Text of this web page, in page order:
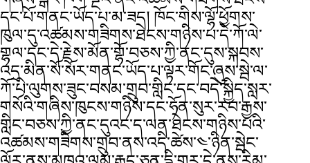
དང་པོ་གནང་ཡོད་པ་མ་ཟད། ཁོང་གིས་ལྷོ་ཕྱོགས་
ཁུལ་དུ་འཚམས་གཟིགས་ཐེངས་གཉིས་པ་དེ་ཀོ་ལེ་
གྷལ་དང་དེ་རྗེས་མོན་གྷོ་བཅས་ཀྱི་ནང་དུས་སྐབས་
འདྲ་མིན་སོ་སོར་གནང་ཡོད་པ་ལྟར་གོང་ཞུས་སྦེ་ལ་
ཀོ་པི་ལུགས་ཟུང་བསམ་གྲུབ་གླིང་དང་བདེ་སྐྱིད་སླར་
གསོའི་གཞིས་ཁུངས་གཉིས་དང་ཧོན་སུར་རབ་རྒྱས་
གླིང་བཅས་ཀྱི་ནང་དུའང་ད་ལན་ཐེངས་གཉིས་པའི་
འཚམས་གཟིགས་གྲུབ་ནས་འདི་ཚེས་༤་ཉིན་སྦེང་